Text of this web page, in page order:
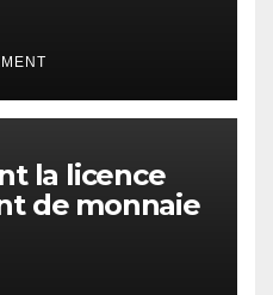
la licence
de monnaie